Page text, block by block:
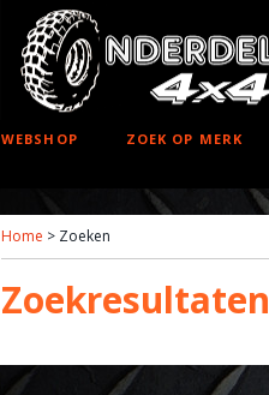
WEBSHOP ZOEK OP MERK
Home > Zoeken
Zoekresultaten